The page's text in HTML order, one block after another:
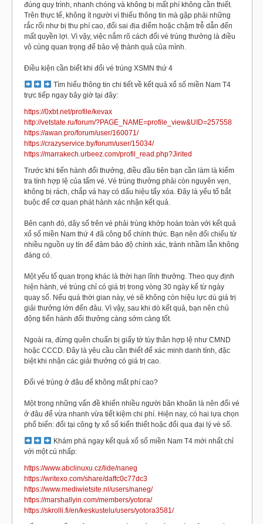
đúng quy trình, nhanh chóng và không bị mất phí không cần thiết.
Trên thực tế, không ít người vì thiếu thông tin mà gặp phải những
rắc rối như bị thu phí cao, đổi sai địa điểm hoặc chậm trễ dẫn đến
mất quyền lợi. Vì vậy, việc nắm rõ cách đổi vé trúng thưởng là điều
vô cùng quan trọng để bảo vệ thành quả của mình.
Điều kiện cần biết khi đổi vé trúng XSMN thứ 4
Tìm hiểu thông tin chi tiết về kết quả xổ số miền Nam T4
trực tiếp ngay bây giờ tại đây:
https://0xbt.net/profile/kevax
http://vetstate.ru/forum/?PAGE_NAME=profile_view&UID=257558
https://awan.pro/forum/user/160071/
https://crazyservice.by/forum/user/15034/
https://marrakech.urbeez.com/profil_read.php?Jirited
Trước khi tiến hành đổi thưởng, điều đầu tiên bạn cần làm là kiểm
tra tính hợp lệ của tấm vé. Vé trúng thưởng phải còn nguyên vẹn,
không bị rách, chắp vá hay có dấu hiệu tẩy xóa. Đây là yếu tố bắt
buộc để cơ quan phát hành xác nhận kết quả.
Bên cạnh đó, dãy số trên vé phải trùng khớp hoàn toàn với kết quả
xổ số miền Nam thứ 4 đã công bố chính thức. Bạn nên đối chiếu từ
nhiều nguồn uy tín để đảm bảo độ chính xác, tránh nhầm lẫn không
đáng có.
Một yếu tố quan trọng khác là thời hạn lĩnh thưởng. Theo quy định
hiện hành, vé trúng chỉ có giá trị trong vòng 30 ngày kể từ ngày
quay số. Nếu quá thời gian này, vé sẽ không còn hiệu lực dù giá trị
giải thưởng lớn đến đâu. Vì vậy, sau khi dò kết quả, bạn nên chủ
động tiến hành đổi thưởng càng sớm càng tốt.
Ngoài ra, đừng quên chuẩn bị giấy tờ tùy thân hợp lệ như CMND
hoặc CCCD. Đây là yêu cầu cần thiết để xác minh danh tính, đặc
biệt khi nhận các giải thưởng có giá trị cao.
Đổi vé trúng ở đâu để không mất phí cao?
Một trong những vấn đề khiến nhiều người băn khoăn là nên đổi vé
ở đâu để vừa nhanh vừa tiết kiệm chi phí. Hiện nay, có hai lựa chọn
phổ biến: đổi tại công ty xổ số kiến thiết hoặc đổi qua đại lý vé số.
Khám phá ngay kết quả xổ số miền Nam T4 mới nhất chỉ
với một cú nhấp:
https://www.abclinuxu.cz/lide/naneg
https://writexo.com/share/daffc0c77dc3
https://www.mediwietsite.nl/users/naneg/
https://marshallyin.com/members/yotora/
https://skrolli.fi/en/keskustelu/users/yotora3581/